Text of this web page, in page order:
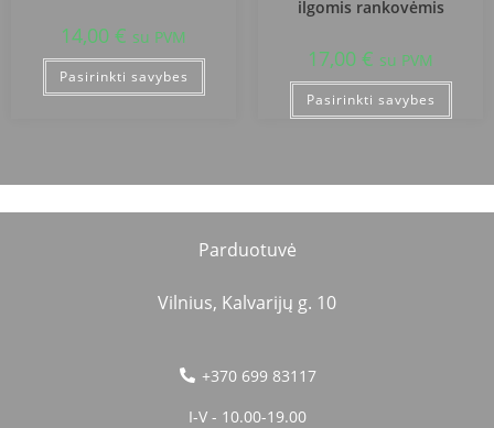
14,00 € su PVM
Pasirinkti savybes
ilgomis rankovėmis
17,00 € su PVM
Pasirinkti savybes
Parduotuvė
Vilnius, Kalvarijų g. 10
+370 699 83117
I-V - 10.00-19.00